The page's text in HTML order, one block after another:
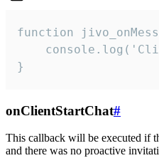
function
}
onClientStartChat#
This callback will be executed if
and there was no proactive